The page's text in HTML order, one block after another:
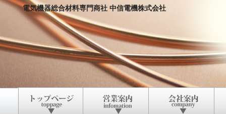
電気機器総合材料専門商社 中信電機株式会社